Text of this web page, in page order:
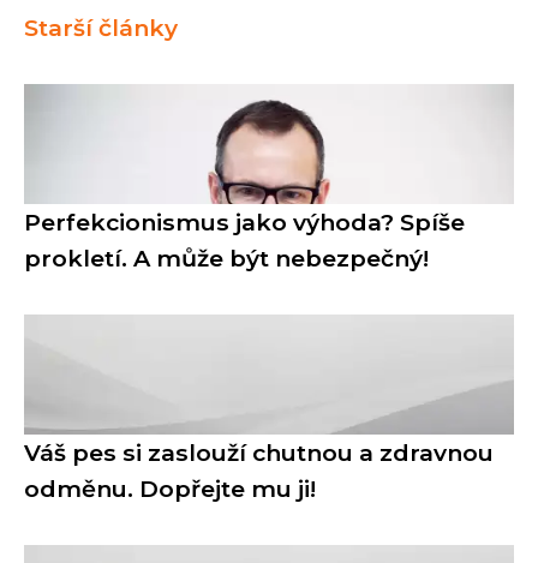
Starší články
Perfekcionismus jako výhoda? Spíše
prokletí. A může být nebezpečný!
Váš pes si zaslouží chutnou a zdravnou
odměnu. Dopřejte mu ji!